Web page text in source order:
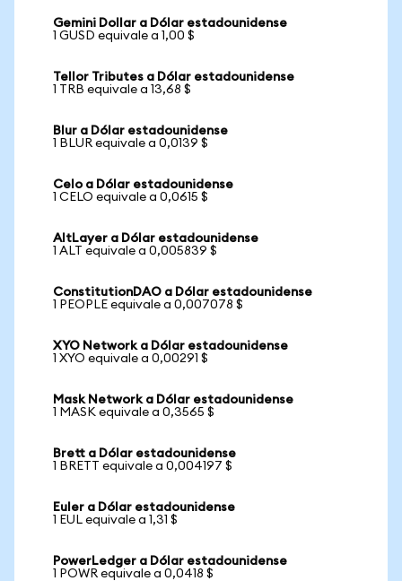
Gemini Dollar a Dólar estadounidense
1 GUSD equivale a 1,00 $
Tellor Tributes a Dólar estadounidense
1 TRB equivale a 13,68 $
Blur a Dólar estadounidense
1 BLUR equivale a 0,0139 $
Celo a Dólar estadounidense
1 CELO equivale a 0,0615 $
AltLayer a Dólar estadounidense
1 ALT equivale a 0,005839 $
ConstitutionDAO a Dólar estadounidense
1 PEOPLE equivale a 0,007078 $
XYO Network a Dólar estadounidense
1 XYO equivale a 0,00291 $
Mask Network a Dólar estadounidense
1 MASK equivale a 0,3565 $
Brett a Dólar estadounidense
1 BRETT equivale a 0,004197 $
Euler a Dólar estadounidense
1 EUL equivale a 1,31 $
PowerLedger a Dólar estadounidense
1 POWR equivale a 0,0418 $